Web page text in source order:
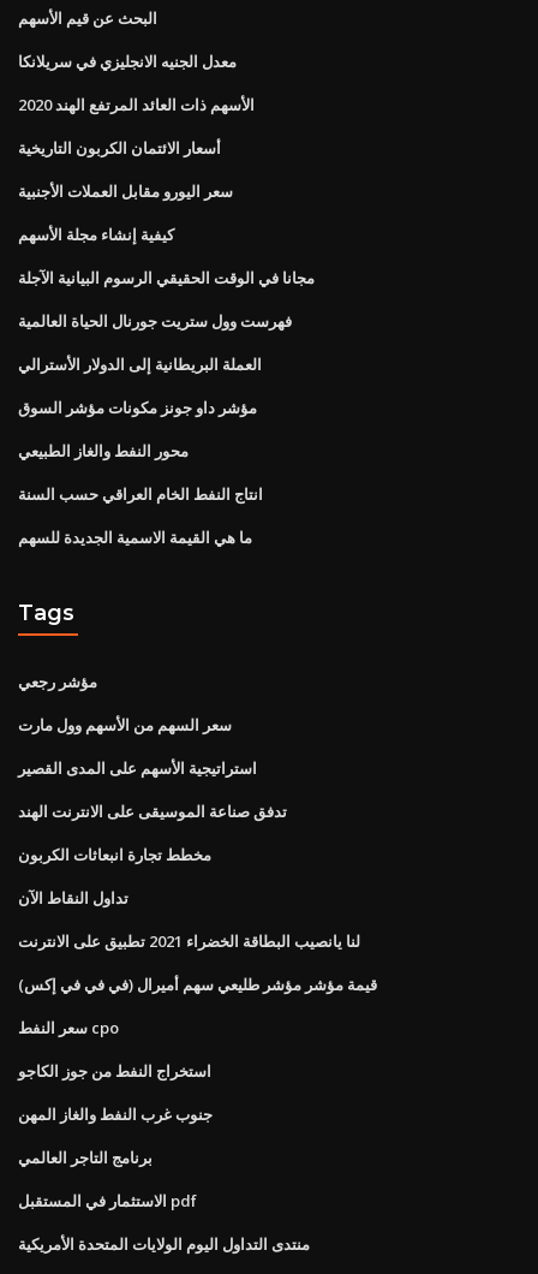
البحث عن قيم الأسهم
معدل الجنيه الانجليزي في سريلانكا
الأسهم ذات العائد المرتفع الهند 2020
أسعار الائتمان الكربون التاريخية
سعر اليورو مقابل العملات الأجنبية
كيفية إنشاء مجلة الأسهم
مجانا في الوقت الحقيقي الرسوم البيانية الآجلة
فهرست وول ستريت جورنال الحياة العالمية
العملة البريطانية إلى الدولار الأسترالي
مؤشر داو جونز مكونات مؤشر السوق
محور النفط والغاز الطبيعي
انتاج النفط الخام العراقي حسب السنة
ما هي القيمة الاسمية الجديدة للسهم
Tags
مؤشر رجعي
سعر السهم من الأسهم وول مارت
استراتيجية الأسهم على المدى القصير
تدفق صناعة الموسيقى على الانترنت الهند
مخطط تجارة انبعاثات الكربون
تداول النقاط الآن
لنا يانصيب البطاقة الخضراء 2021 تطبيق على الانترنت
قيمة مؤشر مؤشر طليعي سهم أميرال (في في في إكس)
سعر النفط cpo
استخراج النفط من جوز الكاجو
جنوب غرب النفط والغاز المهن
برنامج التاجر العالمي
الاستثمار في المستقبل pdf
منتدى التداول اليوم الولايات المتحدة الأمريكية